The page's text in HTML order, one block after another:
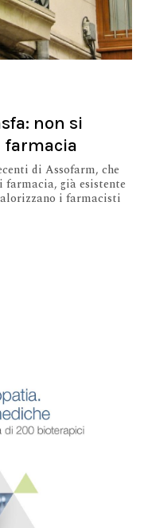
non si
farmacia
di Assofarm, che
farmacia, già esistente
i farmacisti